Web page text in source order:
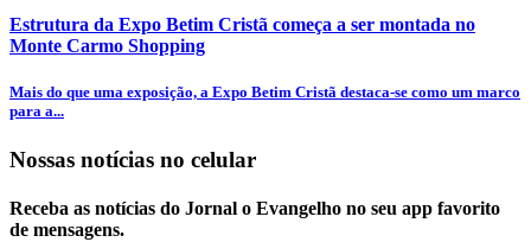
Estrutura da Expo Betim Cristã começa a ser montada no
Monte Carmo Shopping
Mais do que uma exposição, a Expo Betim Cristã destaca-se como um marco
para a...
Nossas notícias no celular
Receba as notícias do Jornal o Evangelho no seu app favorito
de mensagens.